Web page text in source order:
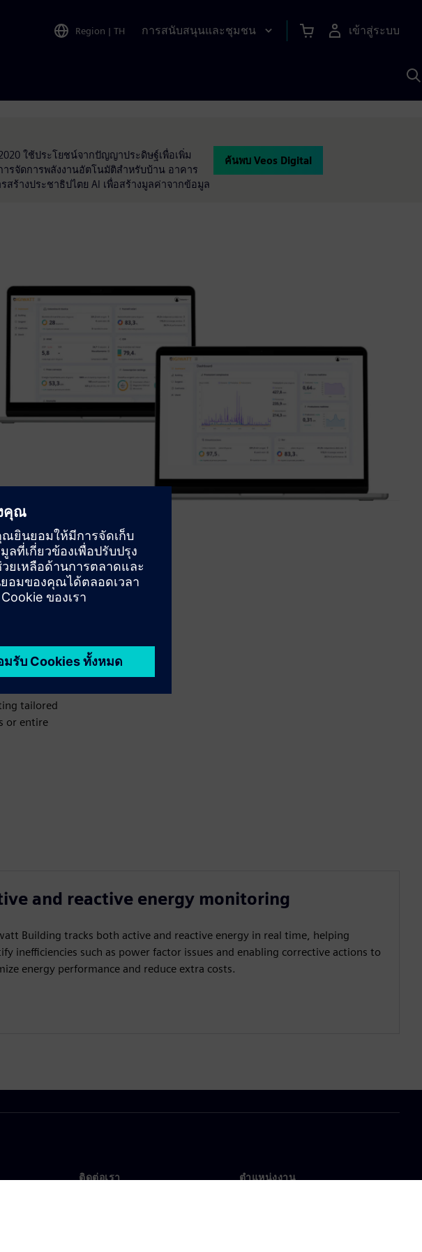
Region | TH การสนับสนุนและชุมชน เข้าสู่ระบบ
ใช้ประโยชน์จากปัญญาประดิษฐ์เพื่อเพิ่ม
รจัดการพลังงานอัตโนมัติสำหรับบ้าน อาคาร
ร้างประชาธิปไตย AI เพื่อสร้างมูลค่าจากข้อมูล
ค้นพบ Veos Digital
clear,
use in real
tailored
or entire
and reactive energy monitoring
Building tracks both active and reactive energy in real time, helping
inefficiencies such as power factor issues and enabling corrective actions to
energy performance and reduce extra costs.
ติดต่อเรา ตำแหน่งงาน